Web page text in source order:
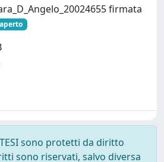
firmata
sono protetti da diritto
sono riservati, salvo diversa